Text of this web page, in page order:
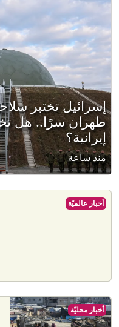
إسرائيل تختبر
طهران سرًا.. هل
إيرانية؟
منذ ساعة
أخبار عالميّة
أخبار محليّة